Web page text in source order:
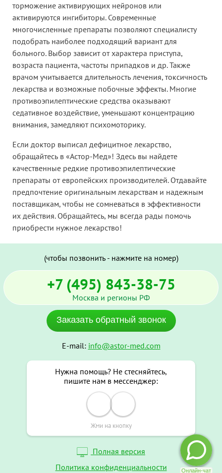
торможение активирующих нейронов или
активируются ингибиторы. Современные
многочисленные препараты позволяют специалисту
подобрать наиболее подходящий вариант для
больного. Выбор зависит от характера приступа,
возраста пациента, частоты припадков и др. Также
врачом учитывается длительность лечения, токсичность
лекарства и возможные побочные эффекты. Многие
противоэпилептические средства оказывают
седативное воздействие, уменьшают концентрацию
внимания, замедляют психомоторику.
Если доктор выписал дефицитное лекарство,
обращайтесь в «Астор-Мед»! Здесь вы найдете
качественные редкие противоэпилептические
препараты от европейских производителей. Отдавайте
предпочтение оригинальным лекарствам и надежным
поставщикам, чтобы не сомневаться в эффективности
их действия. Обращайтесь, мы всегда рады помочь
приобрести нужное лекарство!
(чтобы позвонить - нажмите на номер)
+7 (495) 843-38-75
Москва и регионы РФ
Заказать обратный звонок
E-mail: info@astor-med.com
Нужна помощь? Не стесняйтесь,
пишите нам в мессенджер:
Жми на кнопку
Полная версия
Политика конфиденциальности